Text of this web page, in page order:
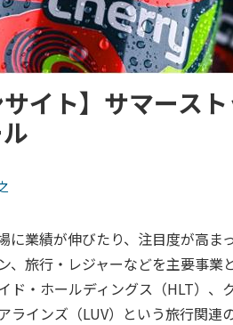
サイト】サマース
に業績が伸びたり、注目度が高ま
、旅行・レジャーなどを主要事業
ド・ホールディングス（HLT）、
ラインズ（LUV）という旅行関